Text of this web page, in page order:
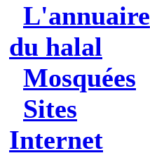
L'annuaire
du halal
Mosquées
Sites
Internet